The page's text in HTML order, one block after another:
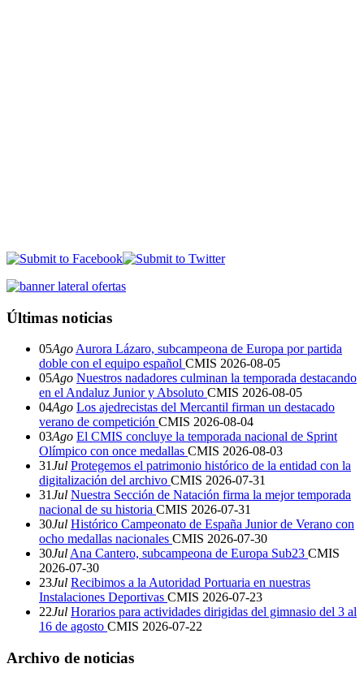
Últimas noticias
05Ago Aurora Lázaro, subcampeona de Europa por partida
doble con el equipo español CMIS 2026-08-05
05Ago Nuestros nadadores culminan la temporada destacando
en el Andaluz Junior y Absoluto CMIS 2026-08-05
04Ago Los ajedrecistas del Mercantil firman un destacado
verano de competición CMIS 2026-08-04
03Ago El CMIS concluye la temporada nacional de Sprint
Olímpico con once medallas CMIS 2026-08-03
31Jul Protegemos el patrimonio histórico de la entidad con la
digitalización del archivo CMIS 2026-07-31
31Jul Nuestra Sección de Natación firma la mejor temporada
nacional de su historia CMIS 2026-07-31
30Jul Histórico Campeonato de España Junior de Verano con
ocho medallas nacionales CMIS 2026-07-30
30Jul Ana Cantero, subcampeona de Europa Sub23 CMIS
2026-07-30
23Jul Recibimos a la Autoridad Portuaria en nuestras
Instalaciones Deportivas CMIS 2026-07-23
22Jul Horarios para actividades dirigidas del gimnasio del 3 al
16 de agosto CMIS 2026-07-22
Archivo de noticias